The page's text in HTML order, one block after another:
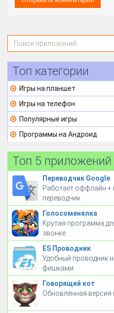
Топ категории
Игры на планшет
Игры на телефон
Популярные игры
Программы на Андроид
Топ 5 приложений
Переводчик Google
Работает оффлайн
переводчик
Голосоменялка
Крутая программа
звонке
ES Проводник
Удобный проводник
фишками
Говорящий кот
Обновлённая